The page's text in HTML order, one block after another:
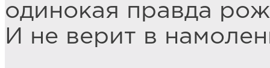
одинокая правда
И не верит в